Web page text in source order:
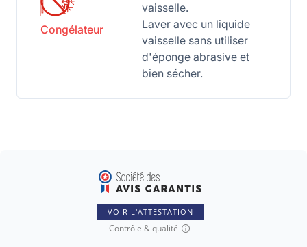
Congélateur
vaisselle.
Laver avec un liquide
vaisselle sans utiliser
d'éponge abrasive et
bien sécher.
VOIR L'ATTESTATION
Contrôle & qualité